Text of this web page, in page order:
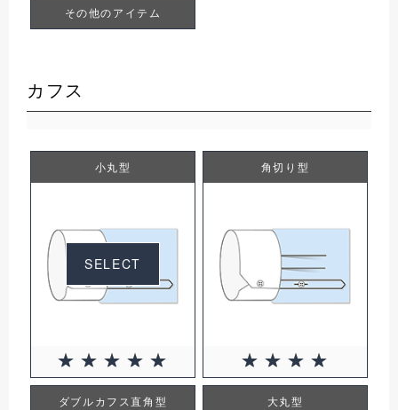
その他のアイテム
カフス
小丸型
SELECT
角切り型
ダブルカフス直角型 大丸型